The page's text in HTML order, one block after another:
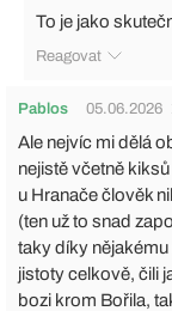
To je jako
Reagovat
Pablos 05.06.2026
Ale nejvíc mi dělá
nejistě včetně
u Hranače člověk
(ten už to snad
taky díky
jistoty celkově, čili
bozi krom Bořila,